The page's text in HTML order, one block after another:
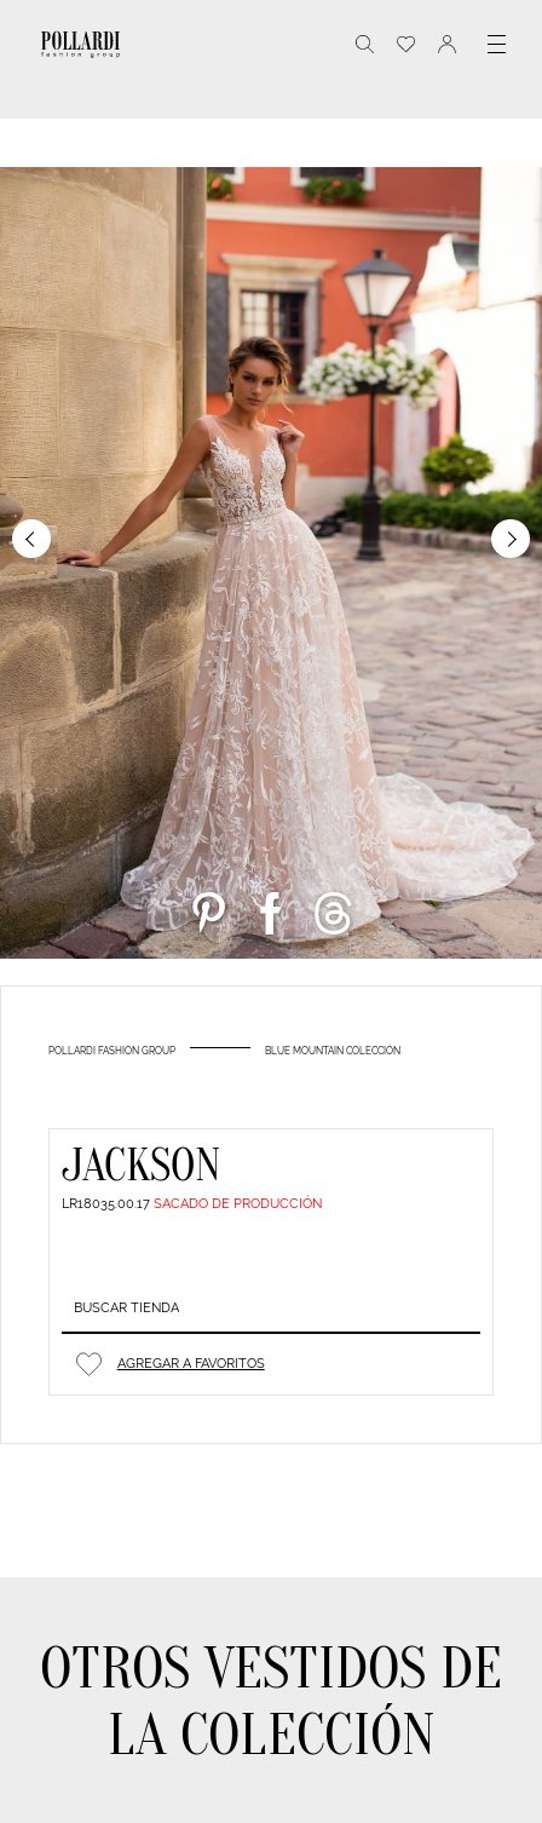
POLLARDI FASHION GROUP BLUE MOUNTAIN COLECCIÓN
JACKSON
LR18035.00.17 SACADO DE PRODUCCIÓN
BUSCAR TIENDA
AGREGAR A FAVORITOS
OTROS VESTIDOS DE
LA COLECCIÓN